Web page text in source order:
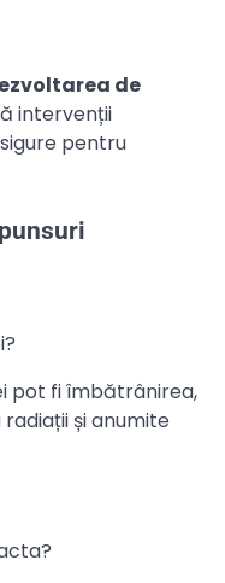
de
intervenții
pentru
pot fi îmbătrânirea,
și anumite